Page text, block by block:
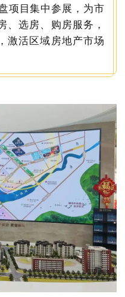
项目集中参展，为市
、选房、购房服务，
激活区域房地产市场